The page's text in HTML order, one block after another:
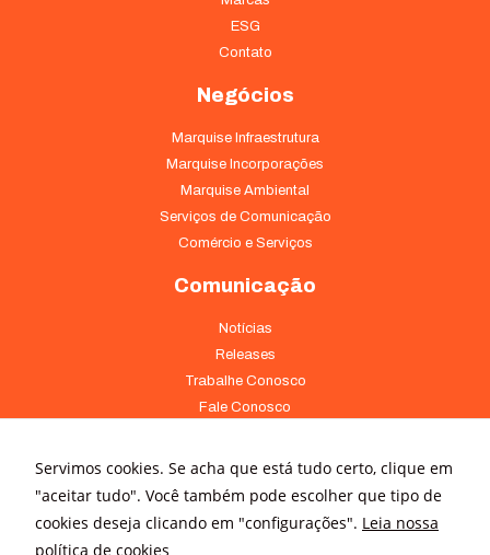
ESG
Contato
Negócios
Marquise Infraestrutura
Marquise Incorporações
Marquise Ambiental
Serviços de Comunicação
Comércio e Serviços
Comunicação
Notícias
Releases
Trabalhe Conosco
Fale Conosco
Av. Pontes Vieira, 1838 - Dionísio Torres Fortaleza - CE 60135-238
Servimos cookies. Se acha que está tudo certo, clique em
"aceitar tudo". Você também pode escolher que tipo de
cookies deseja clicando em "configurações". Leia nossa
política de cookies